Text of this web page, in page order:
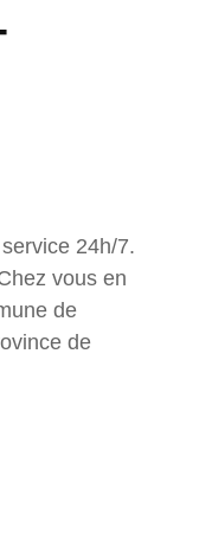
24h/7.
vous en
de
de